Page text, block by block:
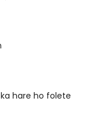
hare ho folete